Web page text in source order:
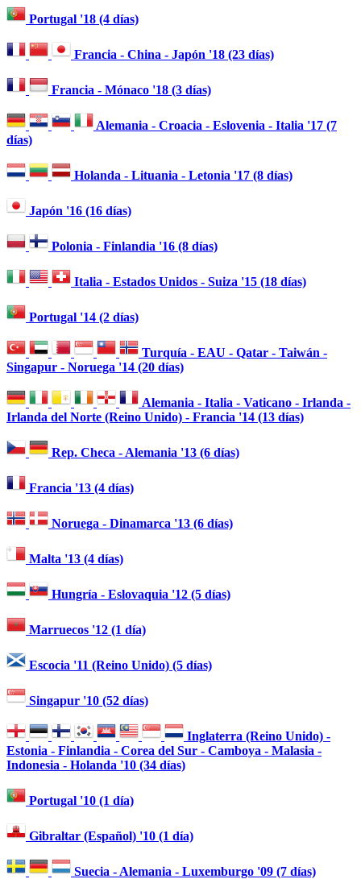
Portugal '18 (4 días)
Francia - China - Japón '18 (23 días)
Francia - Mónaco '18 (3 días)
Alemania - Croacia - Eslovenia - Italia '17 (7
días)
Holanda - Lituania - Letonia '17 (8 días)
Japón '16 (16 días)
Polonia - Finlandia '16 (8 días)
Italia - Estados Unidos - Suiza '15 (18 días)
Portugal '14 (2 días)
Turquía - EAU - Qatar - Taiwán -
Singapur - Noruega '14 (20 días)
Alemania - Italia - Vaticano - Irlanda -
Irlanda del Norte (Reino Unido) - Francia '14 (13 días)
Rep. Checa - Alemania '13 (6 días)
Francia '13 (4 días)
Noruega - Dinamarca '13 (6 días)
Malta '13 (4 días)
Hungría - Eslovaquia '12 (5 días)
Marruecos '12 (1 día)
Escocia '11 (Reino Unido) (5 días)
Singapur '10 (52 días)
Inglaterra (Reino Unido) -
Estonia - Finlandia - Corea del Sur - Camboya - Malasia -
Indonesia - Holanda '10 (34 días)
Portugal '10 (1 día)
Gibraltar (Español) '10 (1 día)
Suecia - Alemania - Luxemburgo '09 (7 días)